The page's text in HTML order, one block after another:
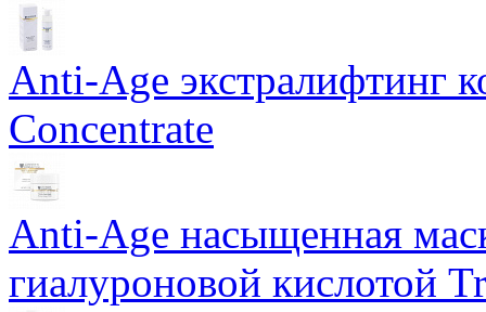
Anti-Age экстралифтинг
Concentrate
Anti-Age насыщенная
гиалуроновой кислотой